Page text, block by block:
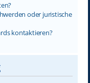
oder juristische
kontaktieren?